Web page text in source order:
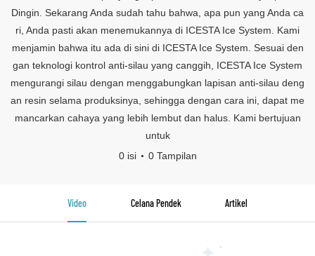
Dingin. Sekarang Anda sudah tahu bahwa, apa pun yang Anda ca
ri, Anda pasti akan menemukannya di ICESTA Ice System. Kami
menjamin bahwa itu ada di sini di ICESTA Ice System. Sesuai den
gan teknologi kontrol anti-silau yang canggih, ICESTA Ice System
mengurangi silau dengan menggabungkan lapisan anti-silau deng
an resin selama produksinya, sehingga dengan cara ini, dapat me
mancarkan cahaya yang lebih lembut dan halus. Kami bertujuan
untuk
0 isi
0 Tampilan
Video Celana Pendek Artikel